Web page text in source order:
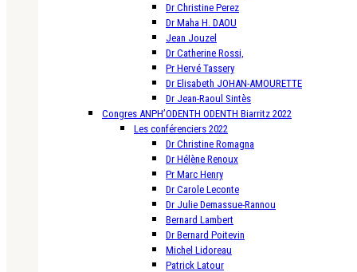
Dr Christine Perez
Dr Maha H. DAOU
Jean Jouzel
Dr Catherine Rossi,
Pr Hervé Tassery
Dr Elisabeth JOHAN-AMOURETTE
Dr Jean-Raoul Sintès
Congres ANPH’ODENTH ODENTH Biarritz 2022
Les conférenciers 2022
Dr Christine Romagna
Dr Hélène Renoux
Pr Marc Henry
Dr Carole Leconte
Dr Julie Demassue-Rannou
Bernard Lambert
Dr Bernard Poitevin
Michel Lidoreau
Patrick Latour